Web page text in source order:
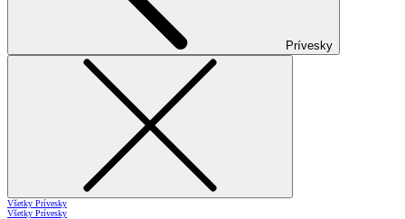
Prívesky
Všetky Prívesky
Všetky Prívesky